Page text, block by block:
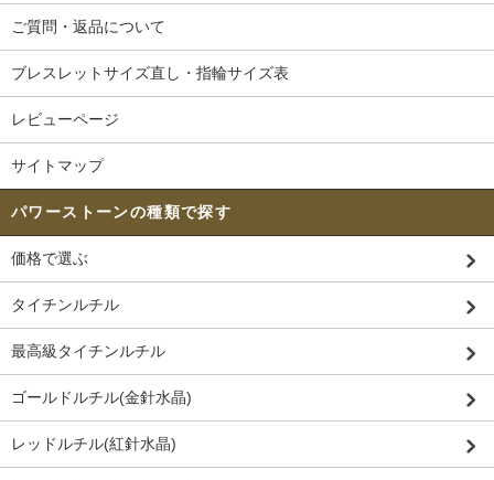
ご質問・返品について
ブレスレットサイズ直し・指輪サイズ表
レビューページ
サイトマップ
パワーストーンの種類で探す
価格で選ぶ
タイチンルチル
最高級タイチンルチル
ゴールドルチル(金針水晶)
レッドルチル(紅針水晶)